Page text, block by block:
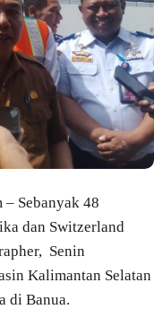
Sebanyak 48
dan Switzerland
Senin
Kalimantan Selatan
di Banua.